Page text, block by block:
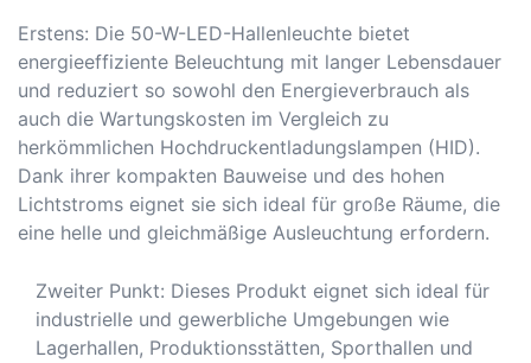
Erstens: Die 50-W-LED-Hallenleuchte bietet
energieeffiziente Beleuchtung mit langer Lebensdauer
und reduziert so sowohl den Energieverbrauch als
auch die Wartungskosten im Vergleich zu
herkömmlichen Hochdruckentladungslampen (HID).
Dank ihrer kompakten Bauweise und des hohen
Lichtstroms eignet sie sich ideal für große Räume, die
eine helle und gleichmäßige Ausleuchtung erfordern.
Zweiter Punkt: Dieses Produkt eignet sich ideal für
industrielle und gewerbliche Umgebungen wie
Lagerhallen, Produktionsstätten, Sporthallen und